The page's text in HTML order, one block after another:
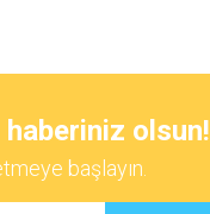
olsun!
başlayın.